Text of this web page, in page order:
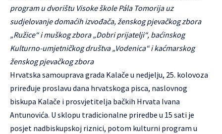
program u dvorištu Visoke škole Pála Tomorija uz
sudjelovanje domaćih izvođača, ženskog pjevačkog zbora
„Ružice“ i muškog zbora „Dobri prijatelji“, baćinskog
Kulturno-umjetničkog društva „Vodenica“ i kaćmarskog
ženskog pjevačkog zbora
Hrvatska samouprava grada Kalače u nedjelju, 25. kolovoza
priređuje proslavu dana hrvatskoga pisca, naslovnog
biskupa Kalače i prosvjetitelja bačkih Hrvata Ivana
Antunovića. U sklopu tradicionalne priredbe u 15 sati je
posjet nadbiskupskoj riznici, potom kulturni program u